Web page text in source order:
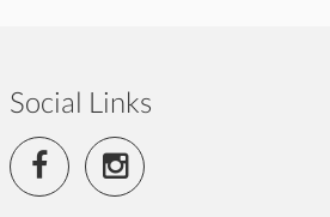
Social Links